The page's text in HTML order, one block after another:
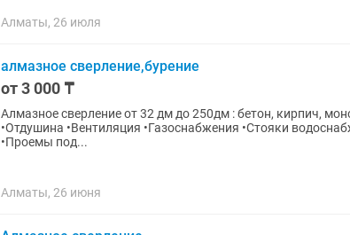
Алматы, 26 июля
алмазное сверление,бурение
от 3 000 ₸
Алмазное сверление от 32 дм до 250дм : бетон, кирпич, монолит, шпала
•Отдушина •Вентиляция •Газоснабжения •Стояки водоснабжения •Кондиционирования
•Проемы под...
Алматы, 26 июня